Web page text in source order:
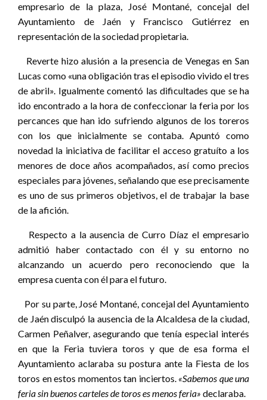
empresario de la plaza, José Montané, concejal del
Ayuntamiento de Jaén y Francisco Gutiérrez en
representación de la sociedad propietaria.
Reverte hizo alusión a la presencia de Venegas en San
Lucas como «una obligación tras el episodio vivido el tres
de abril». Igualmente comentó las dificultades que se ha
ido encontrado a la hora de confeccionar la feria por los
percances que han ido sufriendo algunos de los toreros
con los que inicialmente se contaba. Apuntó como
novedad la iniciativa de facilitar el acceso gratuíto a los
menores de doce años acompañados, así como precios
especiales para jóvenes, señalando que ese precisamente
es uno de sus primeros objetivos, el de trabajar la base
de la afición.
Respecto a la ausencia de Curro Díaz el empresario
admitió haber contactado con él y su entorno no
alcanzando un acuerdo pero reconociendo que la
empresa cuenta con él para el futuro.
Por su parte, José Montané, concejal del Ayuntamiento
de Jaén disculpó la ausencia de la Alcaldesa de la ciudad,
Carmen Peñalver, asegurando que tenía especial interés
en que la Feria tuviera toros y que de esa forma el
Ayuntamiento aclaraba su postura ante la Fiesta de los
toros en estos momentos tan inciertos. «Sabemos que una
feria sin buenos carteles de toros es menos feria» declaraba.